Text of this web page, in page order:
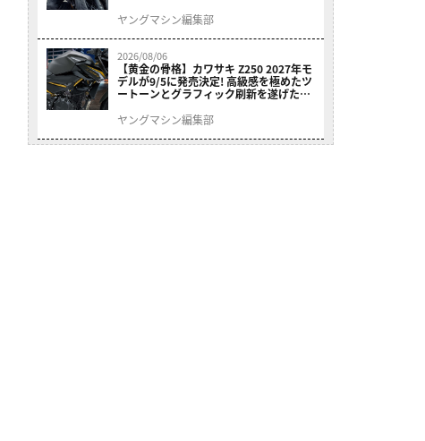
9/5発売
ヤングマシン編集部
2026/08/06
【黄金の骨格】カワサキ Z250 2027年モ
デルが9/5に発売決定! 高級感を極めたツ
ートーンとグラフィック刷新を遂げた本
ヤングマシン編集部